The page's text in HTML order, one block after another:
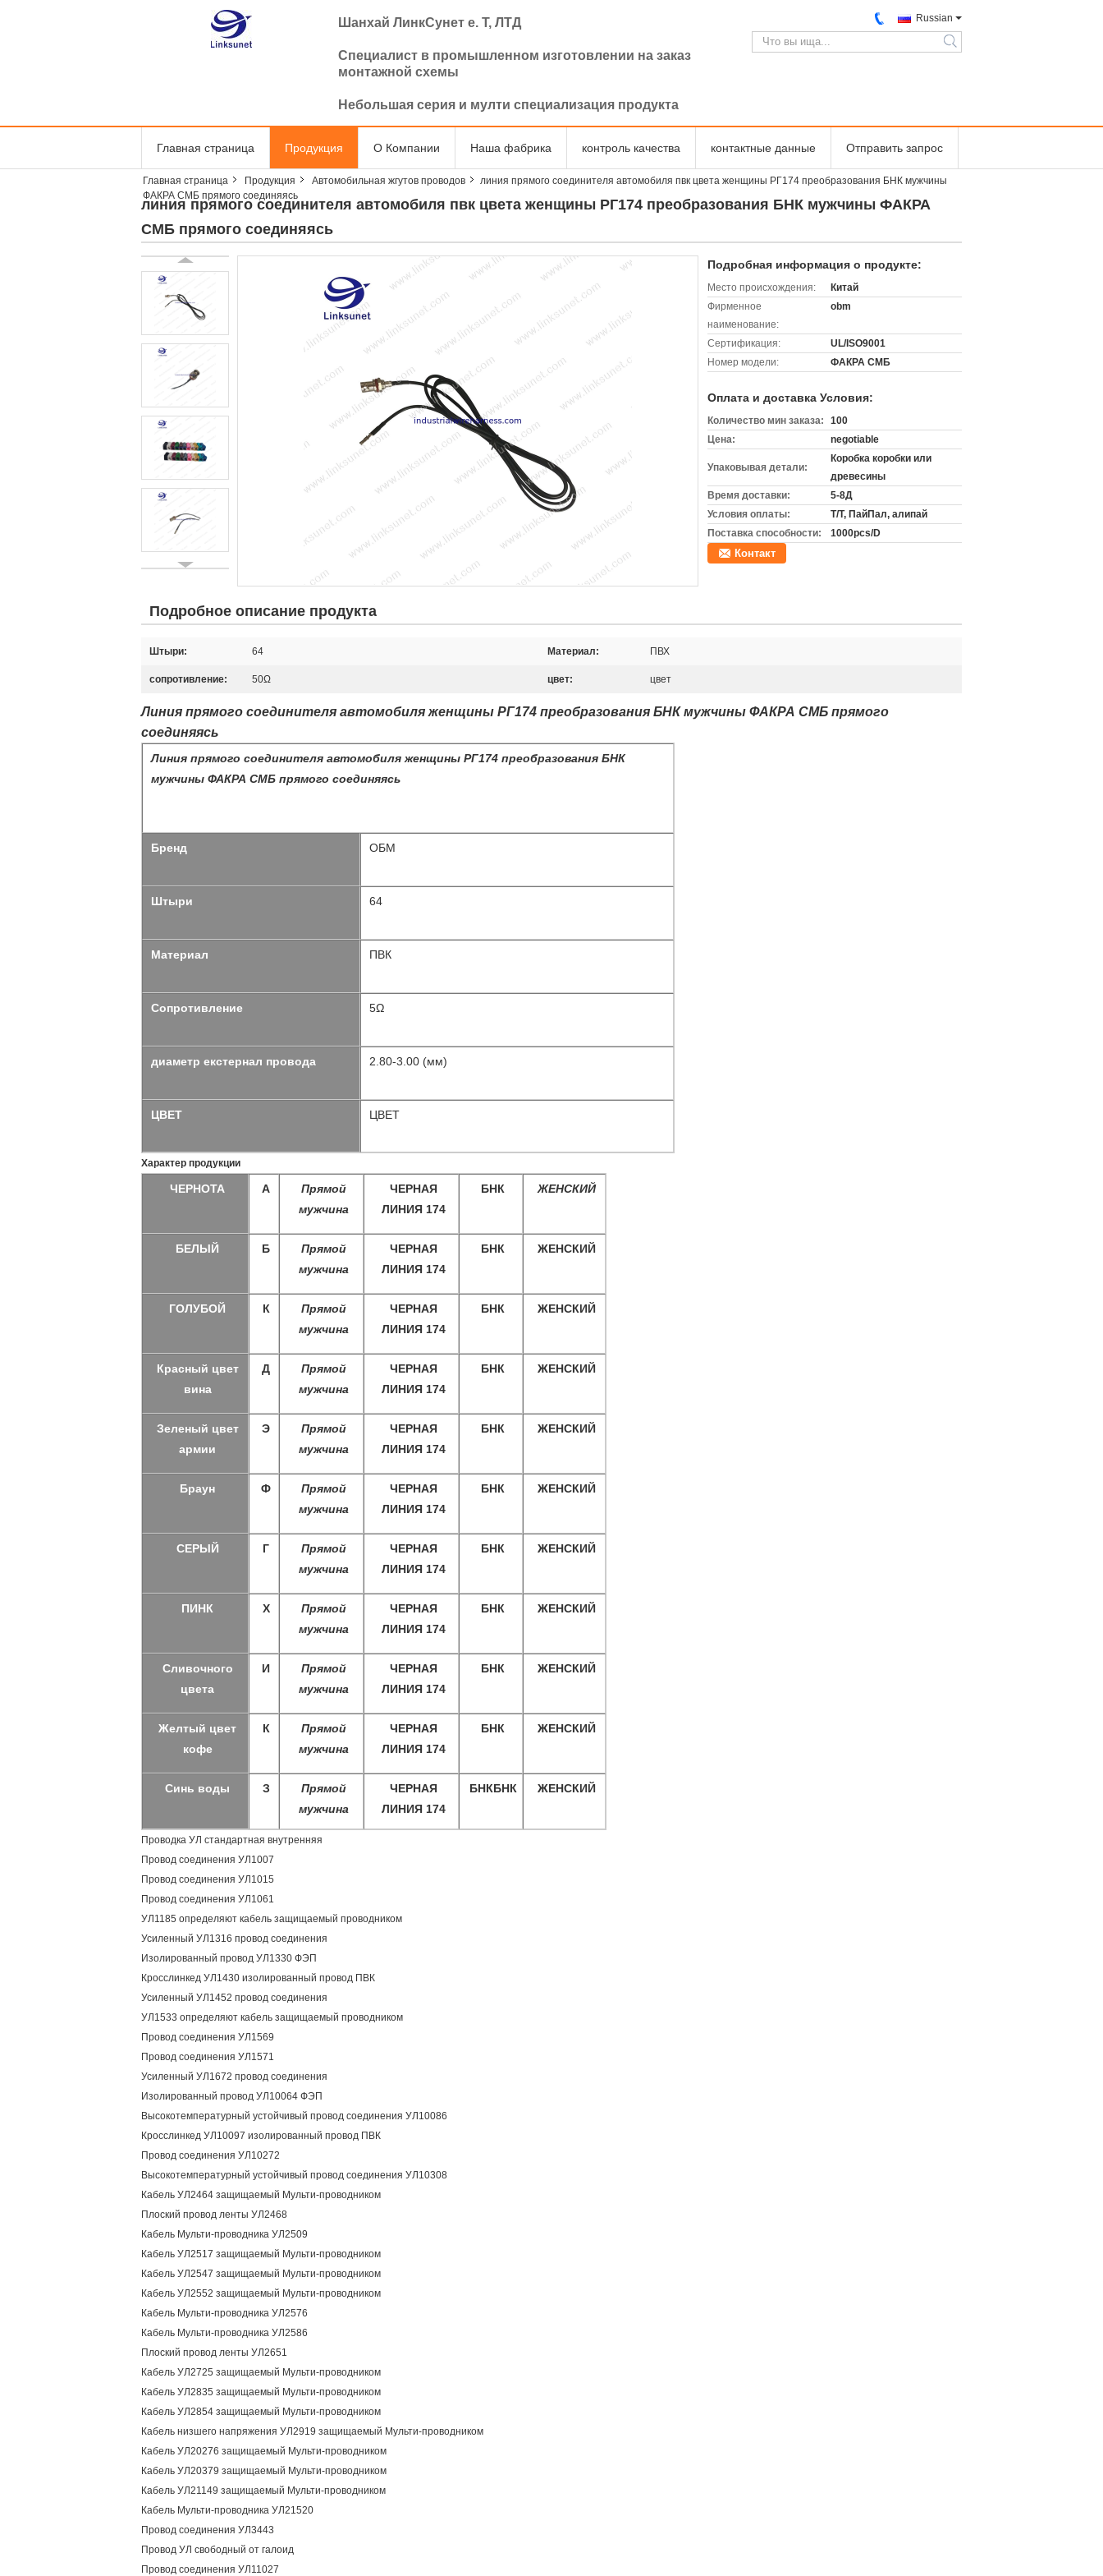
Шанхай ЛинкСунет е. Т, ЛТД
Специалист в промышленном изготовлении на заказ
монтажной схемы
Небольшая серия и мулти специализация продукта
Russian
search
Главная страница Продукция О Компании Наша фабрика контроль качества контактные данные Отправить запрос
Главная страница Продукция Автомобильная жгутов проводов
линия прямого соединителя автомобиля пвк цвета женщины РГ174 преобразования БНК мужчины
ФАКРА СМБ прямого соединяясь
линия прямого соединителя автомобиля пвк цвета женщины РГ174 преобразования БНК мужчины ФАКРА
СМБ прямого соединяясь
Подробная информация о продукте:
Место происхождения:
Китай
Фирменное
наименование:
obm
Сертификация:
UL/ISO9001
Номер модели:
ФАКРА СМБ
Оплата и доставка Условия:
Количество мин заказа:
100
Цена:
negotiable
Упаковывая детали:
Коробка коробки или
древесины
Время доставки:
5-8Д
Условия оплаты:
Т/Т, ПайПал, алипай
Поставка способности:
1000pcs/D
Контакт
Подробное описание продукта
Штыри: 64 Материал: ПВХ
сопротивление: 50Ω цвет: цвет
Линия прямого соединителя автомобиля женщины РГ174 преобразования БНК мужчины ФАКРА СМБ прямого
соединяясь
Линия прямого соединителя автомобиля женщины РГ174 преобразования БНК
мужчины ФАКРА СМБ прямого соединяясь
Бренд ОБМ
Штыри 64
Материал ПВК
Сопротивление 5Ω
диаметр екстернал провода 2.80-3.00 (мм)
ЦВЕТ ЦВЕТ
Характер продукции
ЧЕРНОТА А
Прямой
мужчина
ЧЕРНАЯ
ЛИНИЯ 174
БНК ЖЕНСКИЙ
БЕЛЫЙ Б
Прямой
мужчина
ЧЕРНАЯ
ЛИНИЯ 174
БНК ЖЕНСКИЙ
ГОЛУБОЙ К
Прямой
мужчина
ЧЕРНАЯ
ЛИНИЯ 174
БНК ЖЕНСКИЙ
Красный цвет
вина
Д
Прямой
мужчина
ЧЕРНАЯ
ЛИНИЯ 174
БНК ЖЕНСКИЙ
Зеленый цвет
армии
Э
Прямой
мужчина
ЧЕРНАЯ
ЛИНИЯ 174
БНК ЖЕНСКИЙ
Браун Ф
Прямой
мужчина
ЧЕРНАЯ
ЛИНИЯ 174
БНК ЖЕНСКИЙ
СЕРЫЙ Г
Прямой
мужчина
ЧЕРНАЯ
ЛИНИЯ 174
БНК ЖЕНСКИЙ
ПИНК Х
Прямой
мужчина
ЧЕРНАЯ
ЛИНИЯ 174
БНК ЖЕНСКИЙ
Сливочного
цвета
И
Прямой
мужчина
ЧЕРНАЯ
ЛИНИЯ 174
БНК ЖЕНСКИЙ
Желтый цвет
кофе
К
Прямой
мужчина
ЧЕРНАЯ
ЛИНИЯ 174
БНК ЖЕНСКИЙ
Синь воды З
Прямой
мужчина
ЧЕРНАЯ
ЛИНИЯ 174
БНКБНК ЖЕНСКИЙ
Проводка УЛ стандартная внутренняя
Провод соединения УЛ1007
Провод соединения УЛ1015
Провод соединения УЛ1061
УЛ1185 определяют кабель защищаемый проводником
Усиленный УЛ1316 провод соединения
Изолированный провод УЛ1330 ФЭП
Кросслинкед УЛ1430 изолированный провод ПВК
Усиленный УЛ1452 провод соединения
УЛ1533 определяют кабель защищаемый проводником
Провод соединения УЛ1569
Провод соединения УЛ1571
Усиленный УЛ1672 провод соединения
Изолированный провод УЛ10064 ФЭП
Высокотемпературный устойчивый провод соединения УЛ10086
Кросслинкед УЛ10097 изолированный провод ПВК
Провод соединения УЛ10272
Высокотемпературный устойчивый провод соединения УЛ10308
Кабель УЛ2464 защищаемый Мульти-проводником
Плоский провод ленты УЛ2468
Кабель Мульти-проводника УЛ2509
Кабель УЛ2517 защищаемый Мульти-проводником
Кабель УЛ2547 защищаемый Мульти-проводником
Кабель УЛ2552 защищаемый Мульти-проводником
Кабель Мульти-проводника УЛ2576
Кабель Мульти-проводника УЛ2586
Плоский провод ленты УЛ2651
Кабель УЛ2725 защищаемый Мульти-проводником
Кабель УЛ2835 защищаемый Мульти-проводником
Кабель УЛ2854 защищаемый Мульти-проводником
Кабель низшего напряжения УЛ2919 защищаемый Мульти-проводником
Кабель УЛ20276 защищаемый Мульти-проводником
Кабель УЛ20379 защищаемый Мульти-проводником
Кабель УЛ21149 защищаемый Мульти-проводником
Кабель Мульти-проводника УЛ21520
Провод соединения УЛ3443
Провод УЛ свободный от галоид
Провод соединения УЛ11027